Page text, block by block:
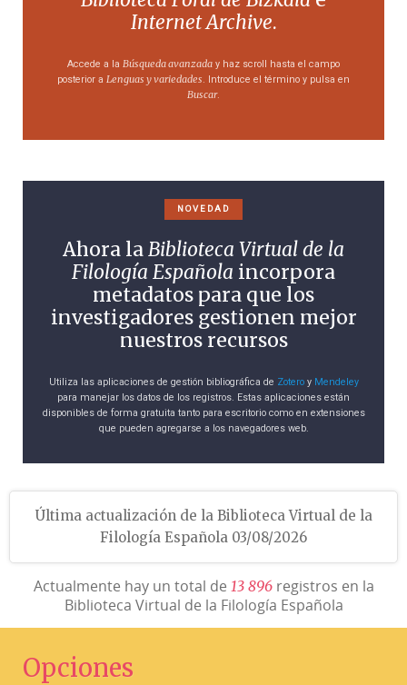
Internet Archive.
Accede a la Búsqueda avanzada y haz scroll hasta el campo
posterior a Lenguas y variedades . Introduce el término y pulsa en
Buscar.
NOVEDAD
Ahora laBiblioteca Virtual de la
Filología Española incorpora
metadatos para que los
investigadores gestionen mejor
nuestros recursos
Utiliza las aplicaciones de gestión bibliográfica de Zoteroy Mendeley
para manejar los datos de los registros. Estas aplicaciones están
disponibles de forma gratuita tanto para escritorio como en extensiones
que pueden agregarse a los navegadores web.
Última actualización de la Biblioteca Virtual de la
Filología Española 03/08/2026
Actualmente hay un total de 13 896registros en la
Biblioteca Virtual de la Filología Española
Opciones